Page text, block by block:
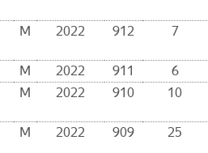
М 2022 912 7
М 2022 911
6
М 2022 910 10
М 2022 909 25